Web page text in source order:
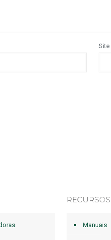
Site
RECURSOS
Manuais